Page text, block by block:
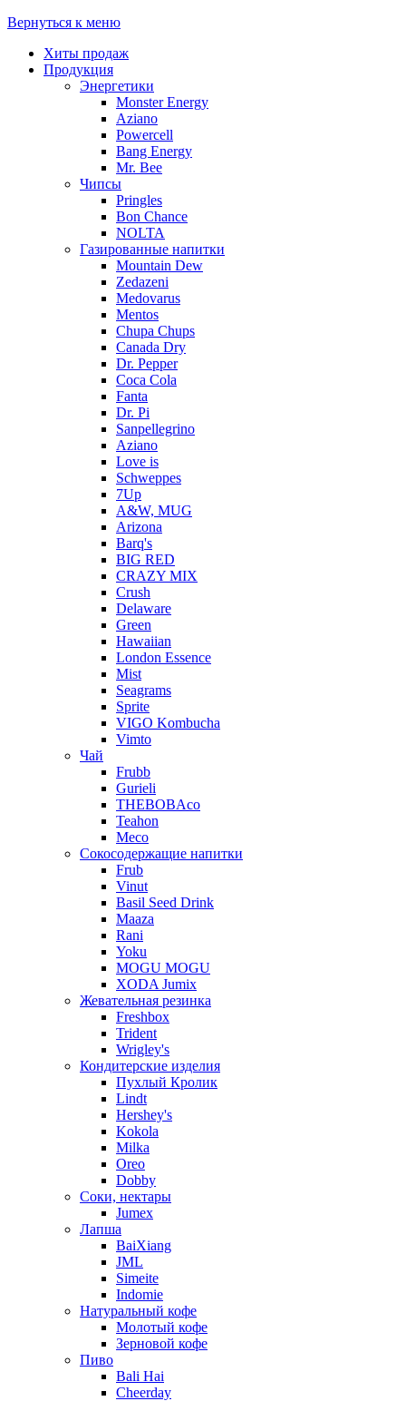
Вернуться к меню
Хиты продаж
Продукция
Энергетики
Monster Energy
Aziano
Powercell
Bang Energy
Mr. Bee
Чипсы
Pringles
Bon Chance
NOLTA
Газированные напитки
Mountain Dew
Zedazeni
Medovarus
Mentos
Chupa Chups
Canada Dry
Dr. Pepper
Coca Cola
Fanta
Dr. Pi
Sanpellegrino
Aziano
Love is
Schweppes
7Up
A&W, MUG
Arizona
Barq's
BIG RED
CRAZY MIX
Crush
Delaware
Green
Hawaiian
London Essence
Mist
Seagrams
Sprite
VIGO Kombucha
Vimto
Чай
Frubb
Gurieli
THEBOBAco
Teahon
Meco
Сокосодержащие напитки
Frub
Vinut
Basil Seed Drink
Maaza
Rani
Yoku
MOGU MOGU
XODA Jumix
Жевательная резинка
Freshbox
Trident
Wrigley's
Кондитерские изделия
Пухлый Кролик
Lindt
Hershey's
Kokola
Milka
Oreo
Dobby
Соки, нектары
Jumex
Лапша
BaiXiang
JML
Simeite
Indomie
Натуральный кофе
Молотый кофе
Зерновой кофе
Пиво
Bali Hai
Cheerday